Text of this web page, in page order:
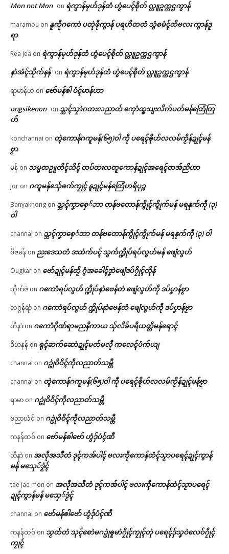
Mon not Mon on ရဲကွာန်မုဟ်ဒုန်တံ ဟွံပေၚ်စိုတ် လ္တူဥက္ကဌကွာန်
maramou on နူကဵုဂကောံ ပတုဲဖဵုကွာန် ပရဟိတတံ သွံစမံၚ်တိဗလး ကွာန်ဒူ
ရာ
Rea Jea on ရဲကွာန်မုဟ်ဒုန်တံ ဟွံပေၚ်စိုတ် လ္တူဥက္ကဌကွာန်
နာဲအံၚ်သိုက်နန် on ရဲကွာန်မုဟ်ဒုန်တံ ဟွံပေၚ်စိုတ် လ္တူဥက္ကဌကွာန်
ရာမာန်ယ on ဗော်မန်ၜါ ပံၚ်မာန်ဟာ
ongsikenon on သ္ဘၚ်သၠာဲဂတးလညာတ် ကေုာံထ္ၜးပျးလိက်ပတ်မန်တြေံတြ
ဟ်
konchannai on တ္ၚဲကောန်ဂကူမန်(၆၅)ဝါ ကဵု ပရေၚ်ၜိုဟ်လလမ်ကၟိန်ဍုၚ်မန်
ဗၟာ
မန် on သမ္မတဥူတိၚ်သိၚ် တပ်တးလတူကောန်ဍုၚ်အရေၚ်တအ်ညိဟာ
jor on ဂကူမန်​သှ်ေၜက်ကၠုၚ် နူဍုၚ်မန်တြေံဟရိပုဉ္ဇ
Banyakhong on သ္ဘၚ်ကၞာစှေ်ဘာ တန်ဗတောန်ကွိုၚ်ကွိုက်မန် မရနုက်ကဵု (၃)
ဝါ
channai on သ္ဘၚ်ကၞာစှေ်ဘာ တန်ဗတောန်ကွိုၚ်ကွိုက်မန် မရနုက်ကဵု (၃) ဝါ
ဗီဇမန် on ညးဒေသတံ ဒးထံက်ပၚ် သွက်က္ဍိုပ်ရပ်လွဟ်မန် ဖျေံလွဟ်
Ougkar on ဗော်ဍုၚ်မန်တၟိ ဂွံအခေါၚ်ဒၞာဲဖျေံဒပ်ဂၠိုၚ်တိုန်
သိုက်ဇံ on ဂကောံရပ်လွဟ် က္ဍိုပ်နာဲဗေန်တံ ဖျေံလွဟ်ကဵု ဒပ်ပၞာန်ဗၟာ
လဂ္ဂန်ရာံ on ဂကောံရပ်လွဟ် က္ဍိုပ်နာဲဗေန်တံ ဖျေံလွဟ်ကဵု ဒပ်ပၞာန်ဗၟာ
တီနာဲ on ဂကောံဂိုဏ်ရာမညနိကာယ သှ်လိခ်ပရိယတ္တိမန်ရောၚ်
ဒိဟနန် on ရုၚ်ဆက်ဆောံဍုၚ်မတ်မလီု ကလေၚ်ပံက်ယျ
channai on ဂဥုဲဝိဝိၚ်ကဵုလညာတ်သမ္တီ
channai on တ္ၚဲကောန်ဂကူမန်(၆၅)ဝါ ကဵု ပရေၚ်ၜိုဟ်လလမ်ကၟိန်ဍုၚ်မန်ဗၟာ
ရာမာ on ဂဥုဲဝိဝိၚ်ကဵုလညာတ်သမ္တီ
ဗညာဃံင် on ဂဥုဲဝိဝိၚ်ကဵုလညာတ်သမ္တီ
ကနန်ထဝ် on ဗော်မန်ၜါဗော် ဟွံဒှ်ပံၚ်ဏီ
တီနာဲ on အလဵုအသဳတံ ဒုၚ်ကအ်ပါၚ် ဗလးကဵုကောန်ထံၚ်သၟာပရေၚ်ဍုၚ်ကွာန်
မန် မသှေ်ဒၟံၚ်
tae jae mon on အလဵုအသဳတံ ဒုၚ်ကအ်ပါၚ် ဗလးကဵုကောန်ထံၚ်သၟာပရေၚ်
ဍုၚ်ကွာန်မန် မသှေ်ဒၟံၚ်
channai on ဗော်မန်ၜါဗော် ဟွံဒှ်ပံၚ်ဏီ
ကနန်ထဝ် on သၟတ်တံ သုၚ်စောဲမဂဥုဲၜူမာဲဂၠိုၚ်ကၠုၚ်တုဲ ပရေၚ်ဒှ်သၞဝဲလေဝ်ဂၠိုၚ်
ကၠုၚ်